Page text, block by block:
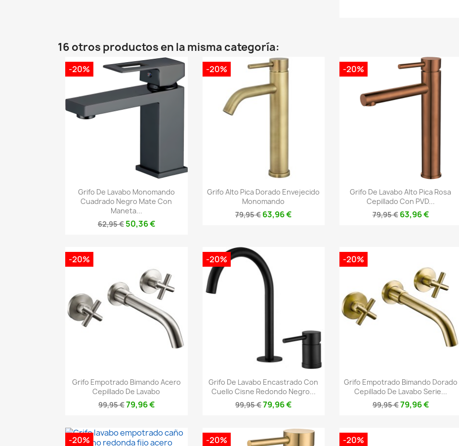
16 otros productos en la misma categoría:
 Vista rápida
Grifo De Lavabo Monomando
Cuadrado Negro Mate Con
Maneta...
62,95 € 50,36 €
-20%
Vista rápida
Grifo Alto Pica Dorado Envejecido
Monomando
79,95 €63,96 €
-20%
Vista rápida
Grifo De Lavabo Alto Pica Rosa
Cepillado Con PVD...
79,95 € 63,96 €
-20%
Vista rápida
Grifo Empotrado Bimando Acero
Cepillado De Lavabo
99,95 €79,96 €
-20%
Vista rápida
Grifo De Lavabo Encastrado Con
Cuello Cisne Redondo Negro...
99,95 €79,96 €
-20%
Vista rápida
Grifo Empotrado Bimando Dorado
Cepillado De Lavabo Serie...
99,95 €79,96 €
-20%
-20% -20% -20%